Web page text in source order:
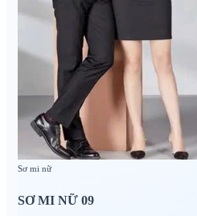
Sơ mi nữ
SƠ MI NỮ 09